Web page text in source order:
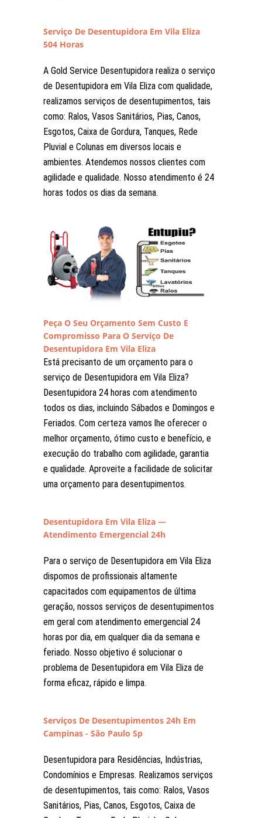
Serviço De Desentupidora Em Vila Eliza
504 Horas
A Gold Service Desentupidora realiza o serviço
de Desentupidora em Vila Eliza com qualidade,
realizamos serviços de desentupimentos, tais
como: Ralos, Vasos Sanitários, Pias, Canos,
Esgotos, Caixa de Gordura, Tanques, Rede
Pluvial e Colunas em diversos locais e
ambientes. Atendemos nossos clientes com
agilidade e qualidade. Nosso atendimento é 24
horas todos os dias da semana.
Peça O Seu Orçamento Sem Custo E
Compromisso Para O Serviço De
Desentupidora Em Vila Eliza
Está precisanto de um orçamento para o
serviço de Desentupidora em Vila Eliza?
Desentupidora 24 horas com atendimento
todos os dias, incluindo Sábados e Domingos e
Feriados. Com certeza vamos lhe oferecer o
melhor orçamento, ótimo custo e benefício, e
execução do trabalho com agilidade, garantia
e qualidade. Aproveite a facilidade de solicitar
uma orçamento para desentupimentos.
Desentupidora Em Vila Eliza —
Atendimento Emergencial 24h
Para o serviço de Desentupidora em Vila Eliza
dispomos de profissionais altamente
capacitados com equipamentos de última
geração, nossos serviços de desentupimentos
em geral com atendimento emergencial 24
horas por dia, em qualquer dia da semana e
feriado. Nosso objetivo é solucionar o
problema de Desentupidora em Vila Eliza de
forma eficaz, rápido e limpa.
Serviços De Desentupimentos 24h Em
Campinas - São Paulo Sp
Desentupidora para Residências, Indústrias,
Condomínios e Empresas. Realizamos serviços
de desentupimentos, tais como: Ralos, Vasos
Sanitários, Pias, Canos, Esgotos, Caixa de